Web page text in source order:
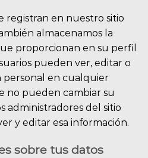
registran en nuestro sitio
almacenamos la
proporcionan en su perfil
pueden ver, editar o
personal en cualquier
no pueden cambiar su
administradores del sitio
y editar esa información.
sobre tus datos